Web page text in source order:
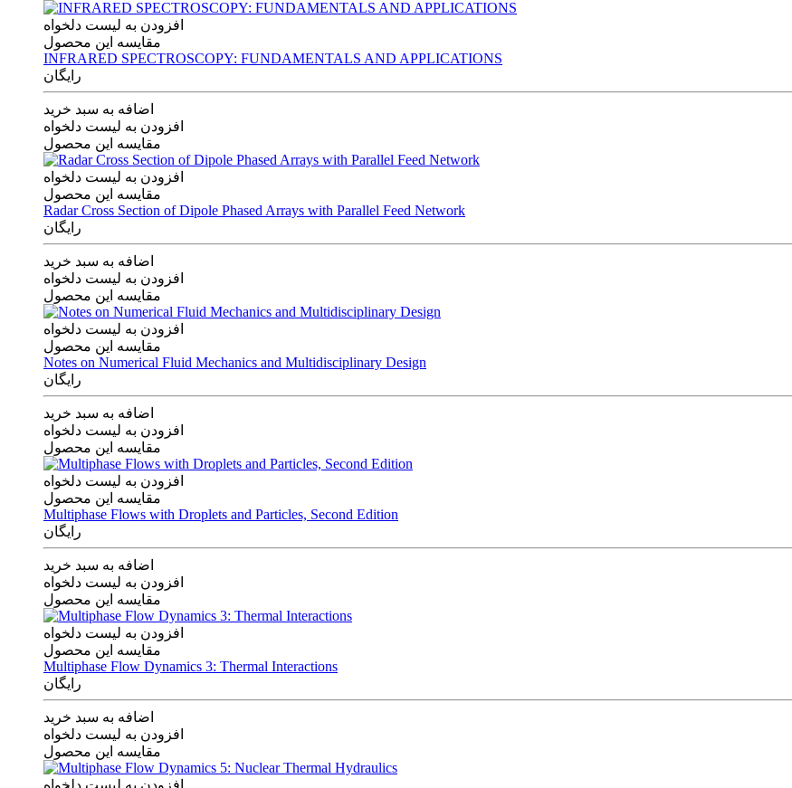
افزودن به لیست دلخواه
مقایسه این محصول
INFRARED SPECTROSCOPY: FUNDAMENTALS AND APPLICATIONS
رایگان
اضافه به سبد خرید
افزودن به لیست دلخواه
مقایسه این محصول
افزودن به لیست دلخواه
مقایسه این محصول
Radar Cross Section of Dipole Phased Arrays with Parallel Feed Network
رایگان
اضافه به سبد خرید
افزودن به لیست دلخواه
مقایسه این محصول
افزودن به لیست دلخواه
مقایسه این محصول
Notes on Numerical Fluid Mechanics and Multidisciplinary Design
رایگان
اضافه به سبد خرید
افزودن به لیست دلخواه
مقایسه این محصول
افزودن به لیست دلخواه
مقایسه این محصول
Multiphase Flows with Droplets and Particles, Second Edition
رایگان
اضافه به سبد خرید
افزودن به لیست دلخواه
مقایسه این محصول
افزودن به لیست دلخواه
مقایسه این محصول
Multiphase Flow Dynamics 3: Thermal Interactions
رایگان
اضافه به سبد خرید
افزودن به لیست دلخواه
مقایسه این محصول
افزودن به لیست دلخواه